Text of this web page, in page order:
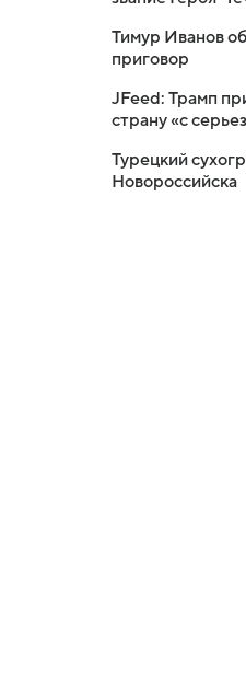
Тимур Иванов
приговор
JFeed: Трамп
страну «с
Турецкий
Новороссийска